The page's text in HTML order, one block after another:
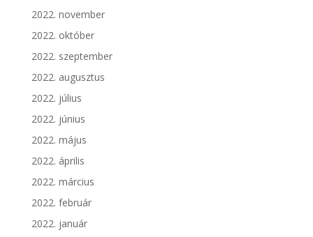
2022. november
2022. október
2022. szeptember
2022. augusztus
2022. július
2022. június
2022. május
2022. április
2022. március
2022. február
2022. január